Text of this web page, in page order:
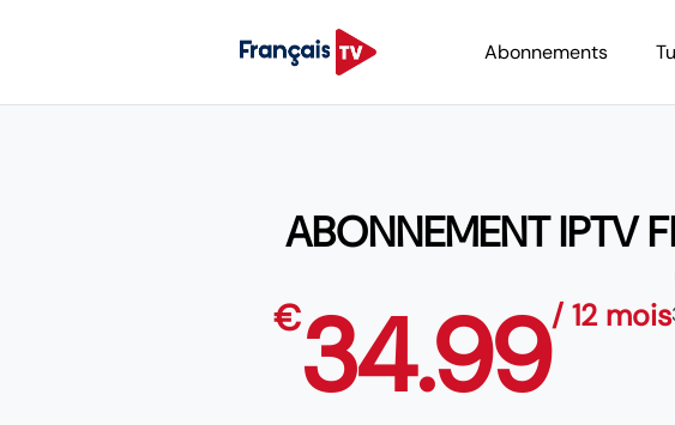
Abonnements
ABONNEMENT IPTV
€34.99/ 12 mois